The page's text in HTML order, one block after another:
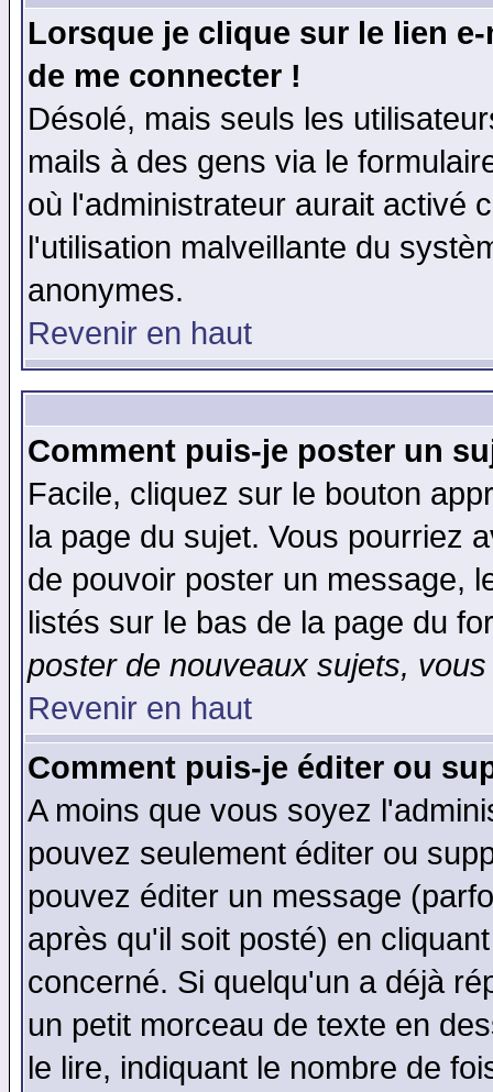
Lorsque je clique sur le lien
de me connecter !
Désolé, mais seuls les
mails à des gens via le
où l'administrateur aurait activé
l'utilisation malveillante du
anonymes.
Revenir en haut
Comment puis-je poster un
Facile, cliquez sur le bouton
la page du sujet. Vous pourriez
de pouvoir poster un message,
listés sur le bas de la page du
poster de nouveaux sujets,
Revenir en haut
Comment puis-je éditer ou
A moins que vous soyez
pouvez seulement éditer ou
pouvez éditer un message
après qu'il soit posté) en
concerné. Si quelqu'un a déjà
un petit morceau de texte en
le lire, indiquant le nombre de